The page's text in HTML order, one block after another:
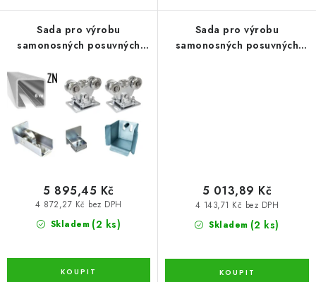
Sada pro výrobu
samonosných posuvných
m, s pozinkovaným C-
profilem 70x70x4 (SADA-01-
ZNK)
Skladem (2 ks)
4 872,27 Kč bez DPH
5 895,45 Kč
Sada pro výrobu
samonosných posuvných
Skladem (2 ks)
4 143,71 Kč bez DPH
5 013,89 Kč